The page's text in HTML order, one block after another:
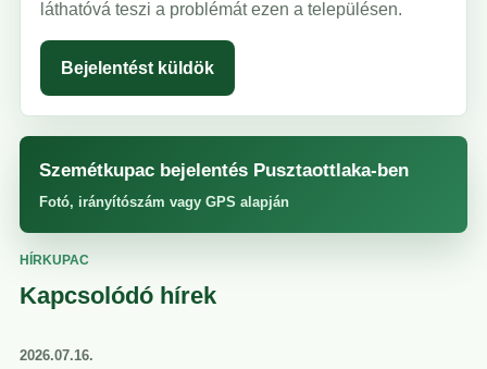
láthatóvá teszi a problémát ezen a településen.
Bejelentést küldök
Szemétkupac bejelentés Pusztaottlaka-ben
Fotó, irányítószám vagy GPS alapján
HÍRKUPAC
Kapcsolódó hírek
2026.07.16.